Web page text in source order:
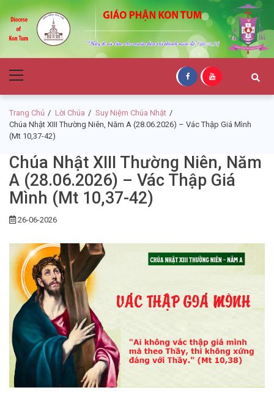
to
navigation
to
content
Giáo Phận Kon
Tum
Menu
Trang Chủ Lời Chúa
Suy Niệm Chúa Nhật
Chúa Nhật XIII Thường Niên, Năm A (28.06.2026) – Vác Thập Giá Mình
(Mt 10,37-42)
Chúa Nhật XIII Thường Niên, Năm
A (28.06.2026) – Vác Thập Giá
Mình (Mt 10,37-42)
26-06-2026